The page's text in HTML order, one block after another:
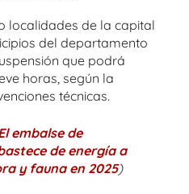
localidades de la capital
del departamento
que podrá
horas, según la
técnicas.
embalse de
de energía a
y fauna en 2025)